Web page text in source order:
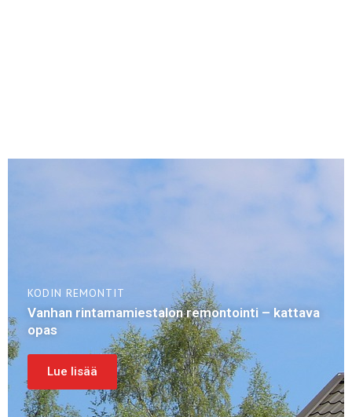
KODIN REMONTIT
Vanhan rintamamiestalon remontointi – kattava
opas
Lue lisää